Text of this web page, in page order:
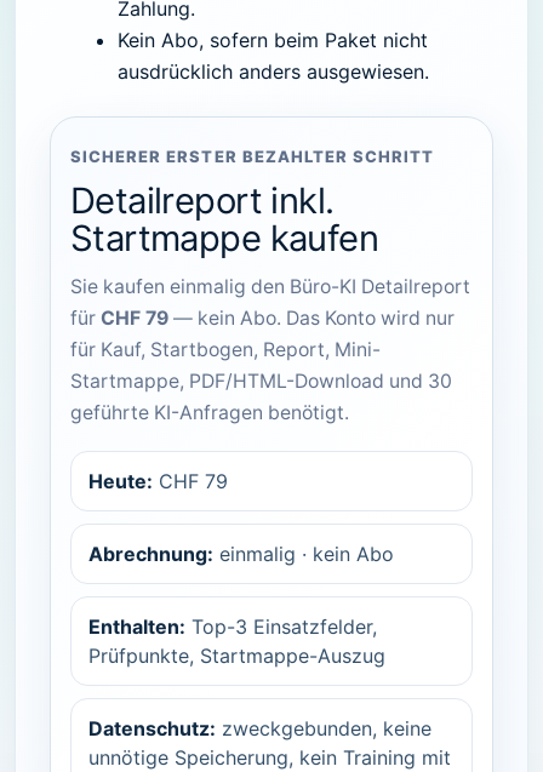
Zahlung.
Kein Abo, sofern beim Paket nicht
ausdrücklich anders ausgewiesen.
SICHERER ERSTER BEZAHLTER SCHRITT
Detailreport inkl.
Startmappe kaufen
Sie kaufen einmalig den Büro-KI Detailreport
für CHF 79 — kein Abo. Das Konto wird nur
für Kauf, Startbogen, Report, Mini-
Startmappe, PDF/HTML-Download und 30
geführte KI-Anfragen benötigt.
Heute: CHF 79
Abrechnung: einmalig · kein Abo
Enthalten: Top-3 Einsatzfelder,
Prüfpunkte, Startmappe-Auszug
Datenschutz: zweckgebunden, keine
unnötige Speicherung, kein Training mit